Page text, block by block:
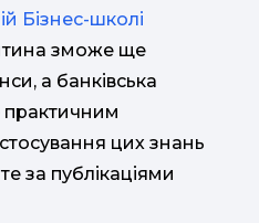
Бізнес-школі
зможе ще
а банківська
практичним
цих знань
за публікаціями